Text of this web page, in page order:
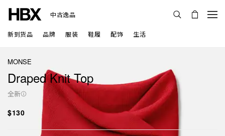
中古逸品
新到货品 品牌 服装 鞋履 配饰 生活
MONSE
Draped Knit Top
全新
$130